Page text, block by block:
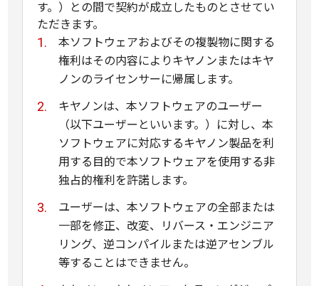
す。）との間で契約が成立したものとさせてい
ただきます。
本ソフトウェアおよびその複製物に関する
権利はその内容によりキヤノンまたはキヤ
ノンのライセンサーに帰属します。
キヤノンは、本ソフトウェアのユーザー
（以下ユーザーといいます。）に対し、本
ソフトウェアに対応するキヤノン製品を利
用する目的で本ソフトウェアを使用する非
独占的権利を許諾します。
ユーザーは、本ソフトウェアの全部または
一部を修正、改変、リバース・エンジニア
リング、逆コンパイルまたは逆アセンブル
等することはできません。